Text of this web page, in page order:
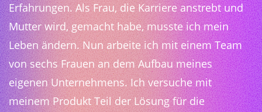
Erfahrungen. Als Frau, die Karriere anstrebt und
Mutter wird, gemacht habe, musste ich mein
Leben ändern. Nun arbeite ich mit einem Team
von sechs Frauen an dem Aufbau meines
eigenen Unternehmens. Ich versuche mit
meinem Produkt Teil der Lösung für die